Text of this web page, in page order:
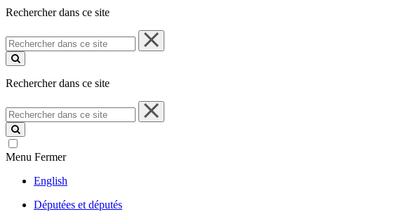
Rechercher dans ce site
Rechercher
dans
ce
Rechercher dans ce site
Rechercher
dans
ce
site
Menu Fermer
English
Députées et députés